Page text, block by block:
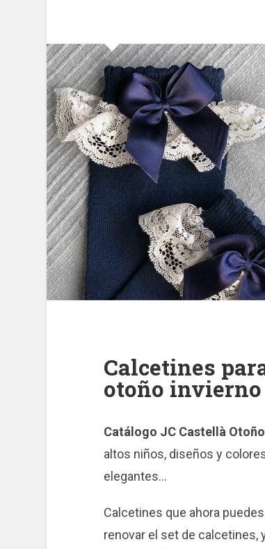
Calcetines
otoño invierno
Catálogo JC Castellà
altos niños, diseños y
elegantes…
Calcetines que ahora puedes
renovar el set de calcetines,